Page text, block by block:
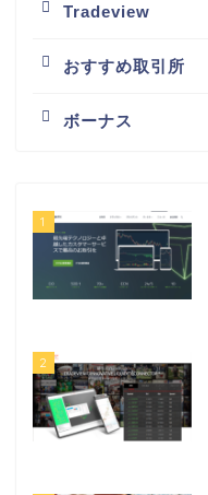
Tradeview
おすすめ取引所
ボーナス
1
2